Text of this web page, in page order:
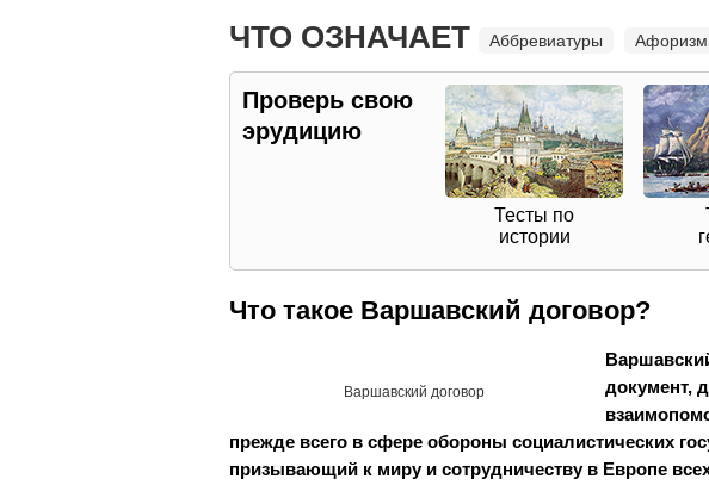
ЧТО ОЗНАЧАЕТ Аббревиатуры
Проверь свою
эрудицию
Тесты по
истории
Что такое Варшавский договор?
Варшавский договор
документ,
прежде всего в сфере обороны социалистических
призывающий к миру и сотрудничеству в Европе